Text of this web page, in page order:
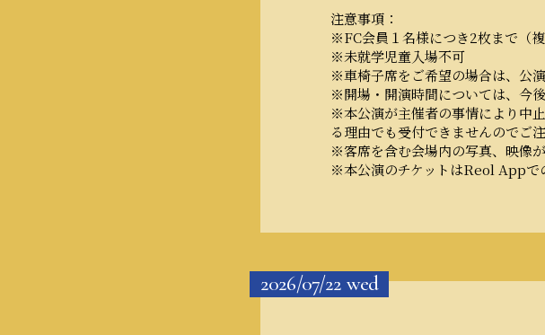
注意事項：
※FC会員１名様につき2枚まで（
※未就学児童入場不可
※車椅子席をご希望の場合は、公
※開場・開演時間については、今
※本公演が主催者の事情により中
る理由でも受付できませんのでご注
※客席を含む会場内の写真、映像
※本公演のチケットはReol Appで
2026/07/22 wed